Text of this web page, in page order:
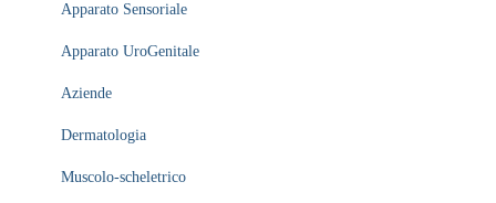
Apparato Sensoriale
Apparato UroGenitale
Aziende
Dermatologia
Muscolo-scheletrico